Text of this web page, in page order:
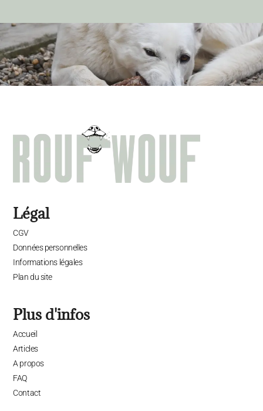
Légal
CGV
Données personnelles
Informations légales
Plan du site
Plus d'infos
Accueil
Articles
A propos
FAQ
Contact